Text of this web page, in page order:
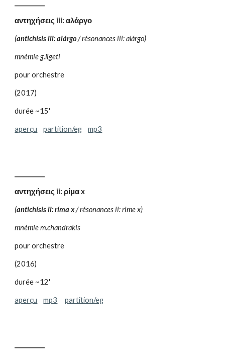
αντηχήσεις iii: αλάργο
(antichísis iii: alárgo/ résonances iii: alárgo)
mnémie g.ligeti
pour orchestre
(2017)
durée ~15'
aperçu partition/eg mp3
αντηχήσεις ii: ρίμα x
(antichísis ii: ríma x/ résonances ii: rime x)
mnémie m.chandrakis
pour orchestre
(2016)
durée ~12'
aperçu mp3 partition/eg